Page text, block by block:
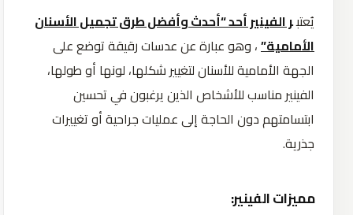
يُعتبر الفينير أحد “أحدث وأفضل طرق تجميل الأسنان
الأمامية”، وهو عبارة عن عدسات رقيقة توضع على
الجهة الأمامية للأسنان لتغيير شكلها، لونها أو طولها،
الفينير مناسب للأشخاص الذين يرغبون في تحسين
ابتسامتهم دون الحاجة إلى عمليات جراحية أو تغييرات
جذرية.
مميزات الفينير: